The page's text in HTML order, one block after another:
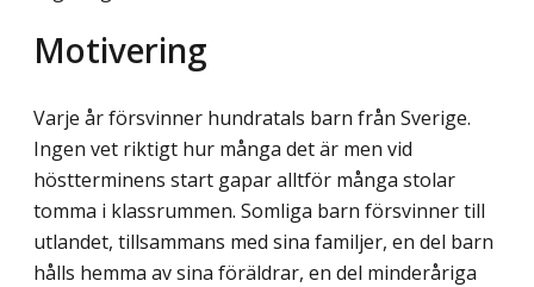
Motivering
Varje år försvinner hundratals barn från Sverige.
Ingen vet riktigt hur många det är men vid
höstterminens start gapar alltför många stolar
tomma i klassrummen. Somliga barn försvinner till
utlandet, tillsammans med sina familjer, en del barn
hålls hemma av sina föräldrar, en del minderåriga